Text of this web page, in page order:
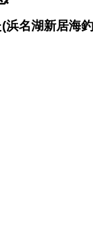
浜名湖新居海